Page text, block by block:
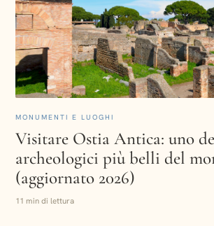
MONUMENTI E LUOGHI
Visitare Ostia Antica: uno
archeologici più belli del
(aggiornato 2026)
11 min di lettura